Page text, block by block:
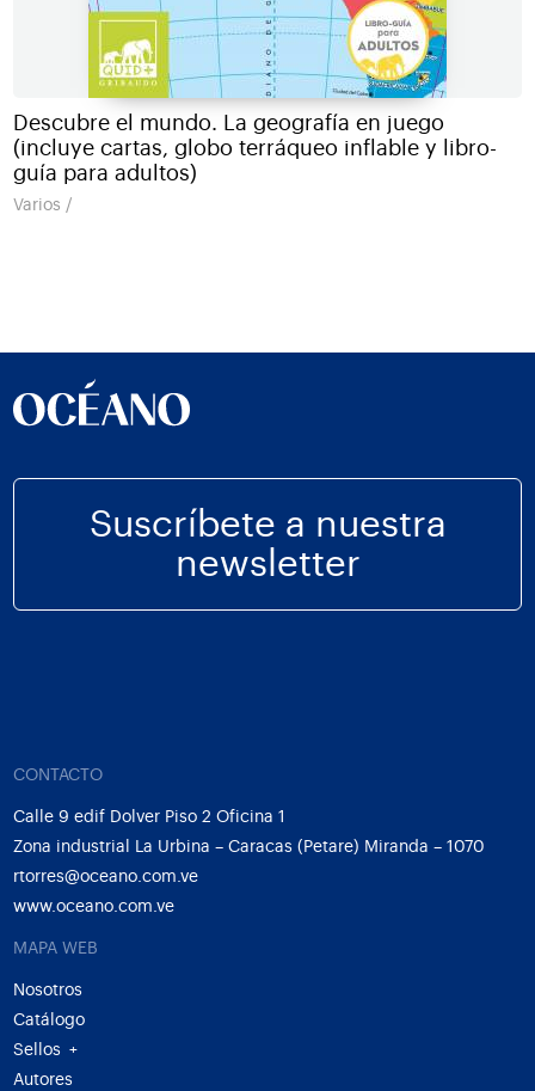
Descubre el mundo. La geografía en juego
(incluye cartas, globo terráqueo inflable y libro-
guía para adultos)
Varios /
Suscríbete a nuestra
newsletter
CONTACTO
Calle 9 edif Dolver Piso 2 Oficina 1
Zona industrial La Urbina – Caracas (Petare) Miranda – 1070
rtorres@oceano.com.ve
www.oceano.com.ve
MAPA WEB
Nosotros
Catálogo
Sellos
+
Autores